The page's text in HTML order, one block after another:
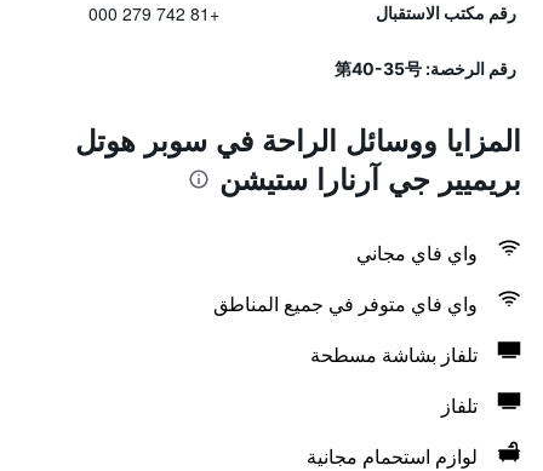
رقم مكتب الاستقبال +81 742 279 000
رقم الرخصة: 第40-35号
المزايا ووسائل الراحة في سوبر هوتل
بريميير جي آرنارا ستيشن
واي فاي مجاني
واي فاي متوفر في جميع المناطق
تلفاز بشاشة مسطحة
تلفاز
لوازم استحمام مجانية